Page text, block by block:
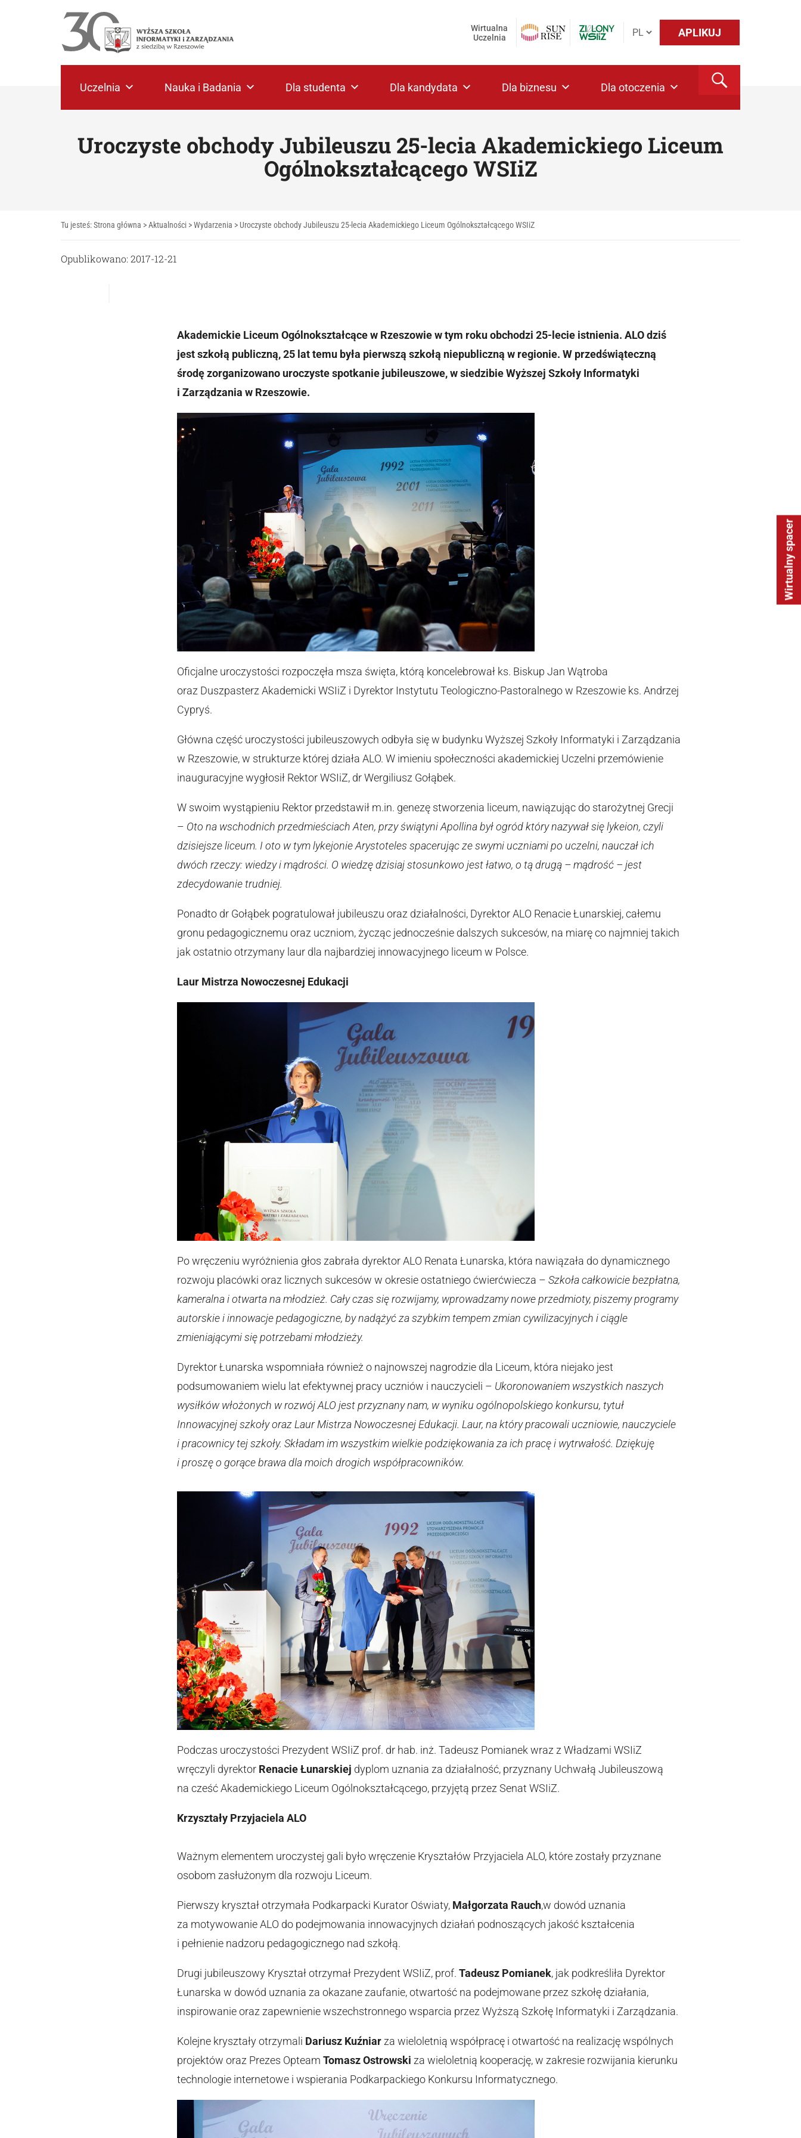
Wirtualny spacer
APLIKUJ
Wirtualna
Uczelnia
Uczelnia Nauka i Badania Dla studenta Dla kandydata Dla biznesu Dla otoczenia
Uroczyste obchody Jubileuszu 25-lecia Akademickiego Liceum
Ogólnokształcącego WSIiZ
Tu jesteś:Strona główna >Aktualności >Wydarzenia > Uroczyste obchody Jubileuszu 25-lecia Akademickiego Liceum Ogólnokształcącego WSIiZ
Opublikowano: 2017-12-21
Akademickie Liceum Ogólnokształcące w Rzeszowie w tym roku obchodzi 25-lecie istnienia. ALO dziś
jest szkołą publiczną, 25 lat temu była pierwszą szkołą niepubliczną w regionie. W przedświąteczną
środę zorganizowano uroczyste spotkanie jubileuszowe, w siedzibie Wyższej Szkoły Informatyki
i Zarządzania w Rzeszowie.
Oficjalne uroczystości rozpoczęła msza święta, którą koncelebrował ks. Biskup Jan Wątroba
oraz Duszpasterz Akademicki WSIiZ i Dyrektor Instytutu Teologiczno-Pastoralnego w Rzeszowie ks. Andrzej
Cypryś.
Główna część uroczystości jubileuszowych odbyła się w budynku Wyższej Szkoły Informatyki i Zarządzania
w Rzeszowie, w strukturze której działa ALO. W imieniu społeczności akademickiej Uczelni przemówienie
inauguracyjne wygłosił Rektor WSIiZ, dr Wergiliusz Gołąbek.
W swoim wystąpieniu Rektor przedstawił m.in. genezę stworzenia liceum, nawiązując do starożytnej Grecji
– Oto na wschodnich przedmieściach Aten, przy świątyni Apollina był ogród który nazywał się lykeion, czyli
dzisiejsze liceum. I oto w tym lykejonie Arystoteles spacerując ze swymi uczniami po uczelni, nauczał ich
dwóch rzeczy: wiedzy i mądrości. O wiedzę dzisiaj stosunkowo jest łatwo, o tą drugą – mądrość – jest
zdecydowanie trudniej.
Ponadto dr Gołąbek pogratulował jubileuszu oraz działalności, Dyrektor ALO Renacie Łunarskiej, całemu
gronu pedagogicznemu oraz uczniom, życząc jednocześnie dalszych sukcesów, na miarę co najmniej takich
jak ostatnio otrzymany laur dla najbardziej innowacyjnego liceum w Polsce.
Laur Mistrza Nowoczesnej Edukacji
Po wręczeniu wyróżnienia głos zabrała dyrektor ALO Renata Łunarska, która nawiązała do dynamicznego
rozwoju placówki oraz licznych sukcesów w okresie ostatniego ćwierćwiecza – Szkoła całkowicie bezpłatna,
kameralna i otwarta na młodzież. Cały czas się rozwijamy, wprowadzamy nowe przedmioty, piszemy programy
autorskie i innowacje pedagogiczne, by nadążyć za szybkim tempem zmian cywilizacyjnych i ciągle
zmieniającymi się potrzebami młodzieży.
Dyrektor Łunarska wspomniała również o najnowszej nagrodzie dla Liceum, która niejako jest
podsumowaniem wielu lat efektywnej pracy uczniów i nauczycieli – Ukoronowaniem wszystkich naszych
wysiłków włożonych w rozwój ALO jest przyznany nam, w wyniku ogólnopolskiego konkursu, tytuł
Innowacyjnej szkoły oraz Laur Mistrza Nowoczesnej Edukacji. Laur, na który pracowali uczniowie, nauczyciele
i pracownicy tej szkoły. Składam im wszystkim wielkie podziękowania za ich pracę i wytrwałość. Dziękuję
i proszę o gorące brawa dla moich drogich współpracowników.
Podczas uroczystości Prezydent WSIiZ prof. dr hab. inż. Tadeusz Pomianek wraz z Władzami WSIiZ
wręczyli dyrektor Renacie Łunarskiej dyplom uznania za działalność, przyznany Uchwałą Jubileuszową
na cześć Akademickiego Liceum Ogólnokształcącego, przyjętą przez Senat WSIiZ.
Krzyształy Przyjaciela ALO
Ważnym elementem uroczystej gali było wręczenie Kryształów Przyjaciela ALO, które zostały przyznane
osobom zasłużonym dla rozwoju Liceum.
Pierwszy kryształ otrzymała Podkarpacki Kurator Oświaty, Małgorzata Rauch,w dowód uznania
za motywowanie ALO do podejmowania innowacyjnych działań podnoszących jakość kształcenia
i pełnienie nadzoru pedagogicznego nad szkołą.
Drugi jubileuszowy Kryształ otrzymał Prezydent WSIiZ, prof. Tadeusz Pomianek, jak podkreśliła Dyrektor
Łunarska w dowód uznania za okazane zaufanie, otwartość na podejmowane przez szkołę działania,
inspirowanie oraz zapewnienie wszechstronnego wsparcia przez Wyższą Szkołę Informatyki i Zarządzania.
Kolejne kryształy otrzymali Dariusz Kuźniarza wieloletnią współpracę i otwartość na realizację wspólnych
projektów oraz Prezes Opteam Tomasz Ostrowski za wieloletnią kooperację, w zakresie rozwijania kierunku
technologie internetowe i wspierania Podkarpackiego Konkursu Informatycznego.